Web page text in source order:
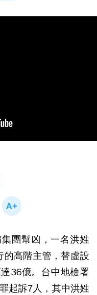
團幫凶，一名洪姓
高階主管，替虛設
36億。台中地檢署
起訴7人，其中洪姓